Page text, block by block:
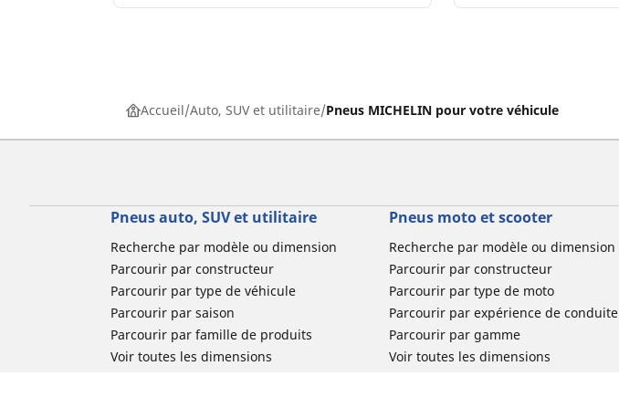
Accueil Auto, SUV et utilitaire Pneus MICHELIN pour votre véhicule
Pneus auto, SUV et utilitaire
Recherche par modèle ou dimension
Parcourir par constructeur
Parcourir par type de véhicule
Parcourir par saison
Parcourir par famille de produits
Voir toutes les dimensions
Pneus moto et scooter
Recherche par modèle ou dimension
Parcourir par constructeur
Parcourir par type de moto
Parcourir par expérience de conduite
Parcourir par gamme
Voir toutes les dimensions